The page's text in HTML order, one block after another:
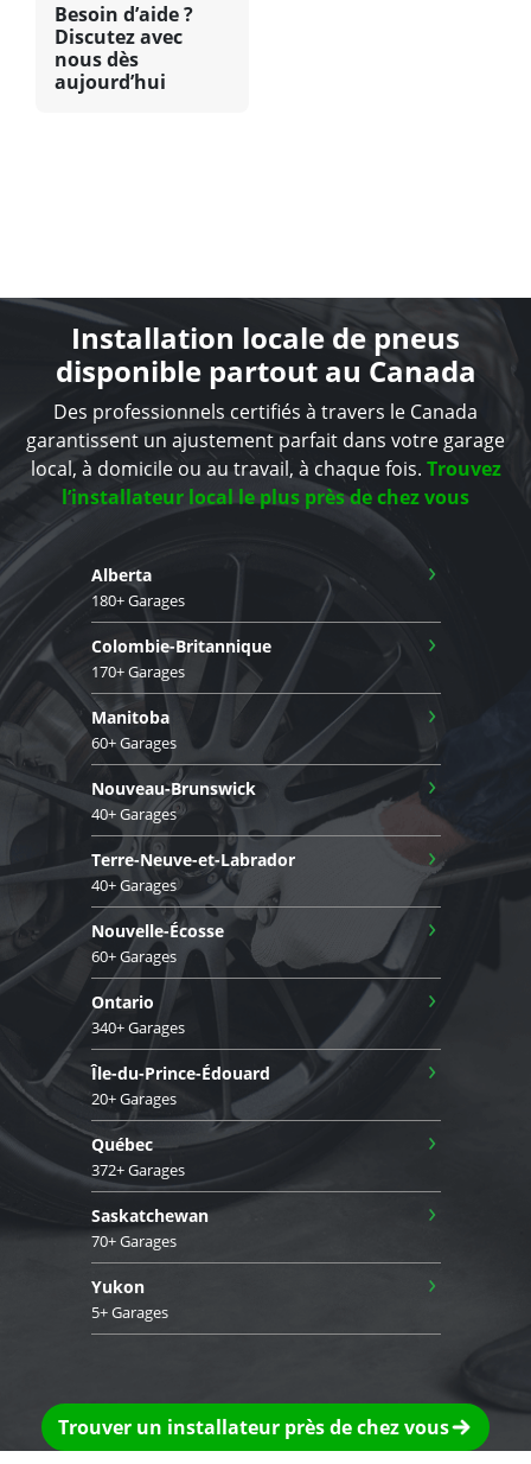
Besoin d’aide ?
Discutez avec
nous dès
aujourd’hui
Installation locale de pneus
disponible partout au Canada
Des professionnels certifiés à travers le Canada
garantissent un ajustement parfait dans votre garage
local, à domicile ou au travail, à chaque fois. Trouvez
l’installateur local le plus près de chez vous
Alberta
180+ Garages
›
Colombie-Britannique
170+ Garages
›
Manitoba
60+ Garages
›
Nouveau-Brunswick
40+ Garages
›
Terre-Neuve-et-Labrador
40+ Garages
›
Nouvelle-Écosse
60+ Garages
›
Ontario
340+ Garages
›
Île-du-Prince-Édouard
20+ Garages
›
Québec
372+ Garages
›
Saskatchewan
70+ Garages
›
Yukon
5+ Garages
›
Trouver un installateur près de chez vous